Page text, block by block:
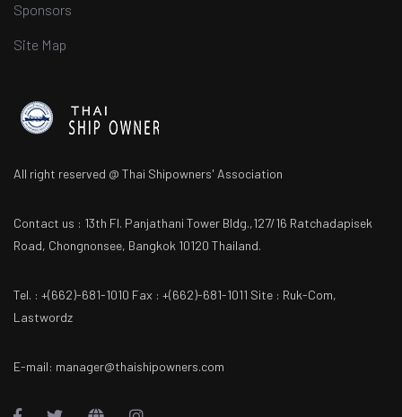
Sponsors
Site Map
All right reserved @ Thai Shipowners' Association
Contact us : 13th Fl. Panjathani Tower Bldg.,127/16 Ratchadapisek
Road, Chongnonsee, Bangkok 10120 Thailand.
Tel. : +(662)-681-1010 Fax : +(662)-681-1011 Site : Ruk-Com,
Lastwordz
E-mail: manager@thaishipowners.com